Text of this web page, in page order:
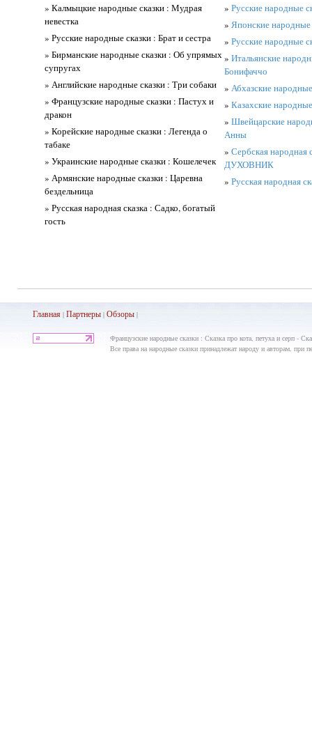
» Калмыцкие народные сказки : Мудрая
невестка
» Русские народные сказки : Брат и сестра
» Бирманские народные сказки : Об упрямых
супругах
» Английские народные сказки : Три собаки
» Французские народные сказки : Пастух и
дракон
» Корейские народные сказки : Легенда о
табаке
» Украинские народные сказки : Кошелечек
» Армянские народные сказки : Царевна
бездельница
» Русская народная сказка : Садко, богатый
гость
» Русские народные
» Японские
» Русские народные
» Итальянские
Бонифаччо
» Абхазские
» Казахские
» Швейцарские
Анны
» Сербская
ДУХОВНИК
» Русская народная
Главная| Партнеры| Обзоры|
Французские народные сказки : Сказка про кота, петуха и серп -
Все права на народные сказки принадлежат народу и авторам, при